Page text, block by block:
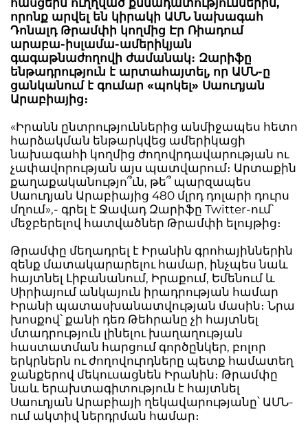
հասցեին ուղղված քննադատություններին,
որոնք արվել են կիրակի ԱՄՆ նախագահ
Դոնալդ Թրամփի կողմից Էր Ռիադում
արաբա-իսլամա-ամերիկյան
գագաթնաժողովի ժամանակ։ Զարիֆը
ենթադրություն է արտահայտել, որ ԱՄՆ-ը
ցանկանում է գումար «պոկել» Սաուդյան
Արաբիայից։
«Իրանն ընտրություններից անմիջապես հետո
հարձակման ենթարկվեց ամերիկացի
նախագահի կողմից ժողովրդավարության ու
չափավորության այս պատվարում։ Արտաքին
քաղաքականությո՞ւն, թե՞ պարզապես
Սաուդյան Արաբիայից 480 մլրդ դոլարի դուրս
մղում»,- գրել է Ջավադ Զարիֆը Twitter-ում՝
մեջբերելով հատվածներ Թրամփի ելույթից։
Թրամփը մեղադրել է Իրանին գրոհայիններին
զենք մատակարարելու համար, ինչպես նաև
հայտնել Լիբանանում, Իրաքում, Եմենում և
Սիրիայում անկայուն իրադրության համար
Իրանի պատասխանատվության մասին։ Նրա
խոսքով՝ քանի դեռ Թեհրանը չի հայտնել
մտադրություն լինելու խաղաղության
հաստատման հարցում գործընկեր, բոլոր
երկրներն ու ժողովուրդները պետք համատեղ
ջանքերով մեկուսացնեն Իրանին։ Թրամփը
նաև երախտագիտություն է հայտնել
Սաուդյան Արաբիայի ղեկավարությանը՝ ԱՄՆ-
ում ակտիվ ներդրման համար։